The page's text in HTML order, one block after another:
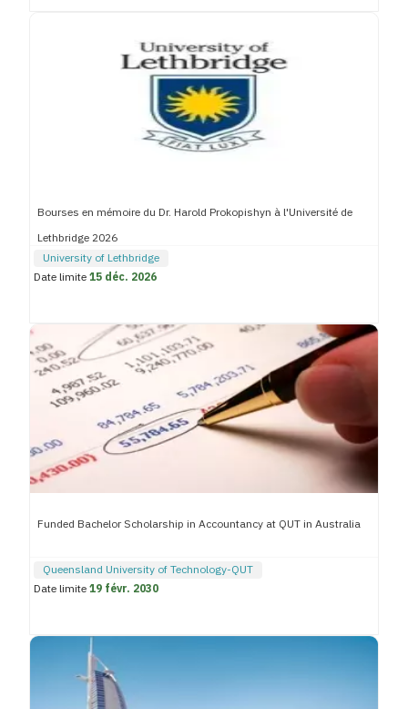
Bourses en mémoire du Dr. Harold Prokopishyn à l'Université de
Lethbridge 2026
University of Lethbridge
Date limite15 déc. 2026
Funded Bachelor Scholarship in Accountancy at QUT in Australia
Queensland University of Technology-QUT
Date limite19 févr. 2030